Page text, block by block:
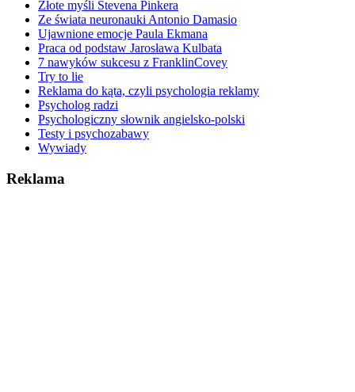
Złote myśli Stevena Pinkera
Ze świata neuronauki Antonio Damasio
Ujawnione emocje Paula Ekmana
Praca od podstaw Jarosława Kulbata
7 nawyków sukcesu z FranklinCovey
Try to lie
Reklama do kąta, czyli psychologia reklamy
Psycholog radzi
Psychologiczny słownik angielsko-polski
Testy i psychozabawy
Wywiady
Reklama